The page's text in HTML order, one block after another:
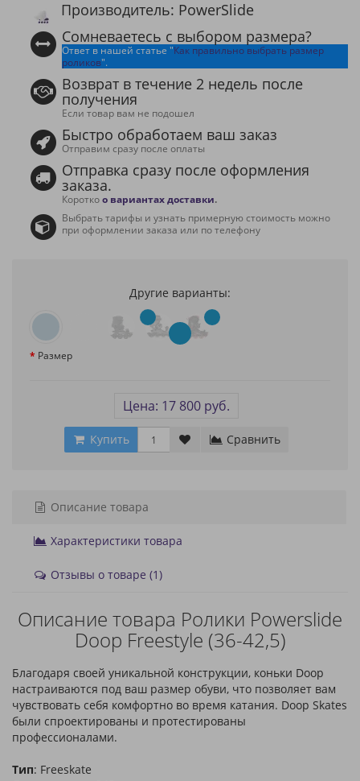
Производитель: PowerSlide
Сомневаетесь с выбором размера?
Ответ в нашей статье "Как правильно выбрать размер
роликов".
Возврат в течение 2 недель после
получения
Если товар вам не подошел
Быстро обработаем ваш заказ
Отправим сразу после оплаты
Отправка сразу после оформления
заказа.
Короткоо вариантах доставки.
Выбрать тарифы и узнать примерную стоимость можно
при оформлении заказа или по телефону
Другие варианты:
Размер
Цена: 17 800 руб.
Купить Сравнить
Описание товара
Характеристики товара
Отзывы о товаре (1)
Описание товара Ролики Powerslide
Doop Freestyle (36-42,5)
Благодаря своей уникальной конструкции, коньки Doop
настраиваются под ваш размер обуви, что позволяет вам
чувствовать себя комфортно во время катания. Doop Skates
были спроектированы и протестированы
профессионалами.
Тип: Freeskate